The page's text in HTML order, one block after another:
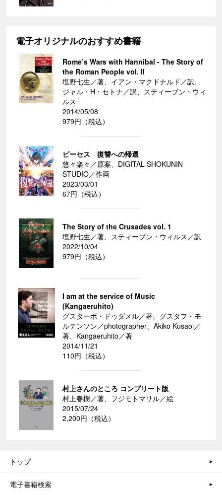
電子オリジナルのおすすめ書籍
Rome’s Wars with Hannibal - The Story of
the Roman People vol. II
塩野七生／著、イアン・マクドナルド／訳、
ジャル・H・セトナ／訳、スティーブン・ウィ
ルス
2014/05/08
979円（税込）
ピーセス 復讐への帰還
悠々楽々／原案、DIGITAL SHOKUNIN
STUDIO／作画
2023/03/01
67円（税込）
The Story of the Crusades vol. 1
塩野七生／著、スティーブン・ウィルス／訳
2022/10/04
979円（税込）
I am at the service of Music
(Kangaeruhito)
グスターボ・ドゥダメル／著、グスタフ・モ
ルテンソン／photographer、Akiko Kusaoi／
著、Kangaeruhito／著
2014/11/21
110円（税込）
村上さんのところ コンプリート版
村上春樹／著、フジモトマサル／絵
2015/07/24
2,200円（税込）
トップ
電子書籍検索